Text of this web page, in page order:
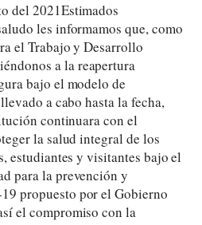
del 2021Estimados
les informamos que, como
el Trabajo y Desarrollo
a la reapertura
bajo el modelo de
a cabo hasta la fecha,
continuara con el
la salud integral de los
estudiantes y visitantes bajo el
para la prevención y
propuesto por el Gobierno
el compromiso con la